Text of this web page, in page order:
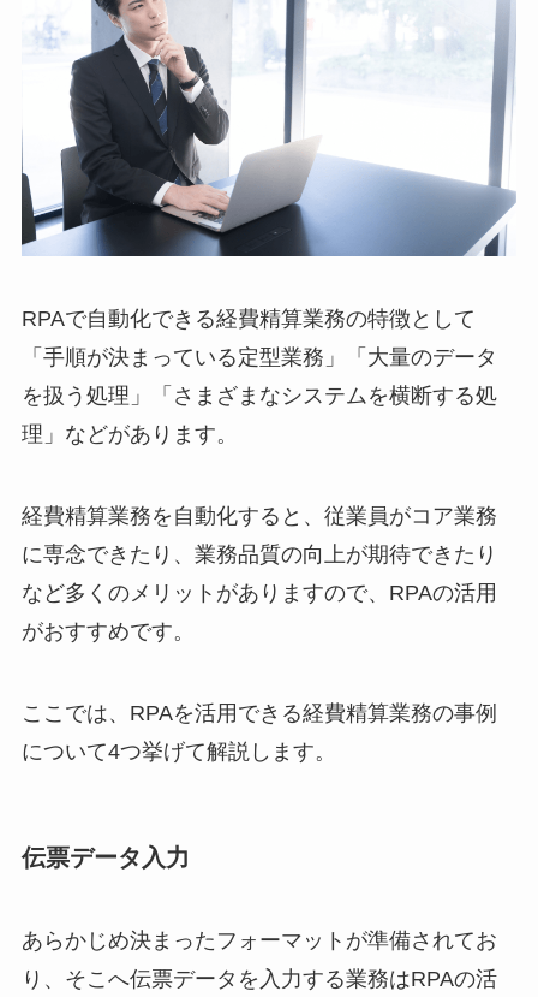
RPAで自動化できる経費精算業務の特徴として
「手順が決まっている定型業務」「大量のデータ
を扱う処理」「さまざまなシステムを横断する処
理」などがあります。
経費精算業務を自動化すると、従業員がコア業務
に専念できたり、業務品質の向上が期待できたり
など多くのメリットがありますので、RPAの活用
がおすすめです。
ここでは、RPAを活用できる経費精算業務の事例
について4つ挙げて解説します。
伝票データ入力
あらかじめ決まったフォーマットが準備されてお
り、そこへ伝票データを入力する業務はRPAの活